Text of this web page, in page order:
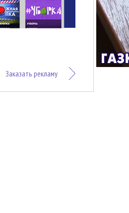
Заказать рекламу